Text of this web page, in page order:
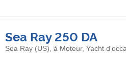
yachts
Vendeur
Sea Ray 250 DA
Sea Ray (US), à Moteur, Yacht